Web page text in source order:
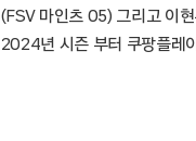
(FSV 마인츠 05) 그리고 이
2024년 시즌 부터 쿠팡플레